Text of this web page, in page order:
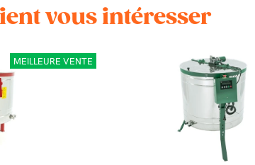
vous intéresser
MEILLEURE VENTE